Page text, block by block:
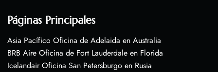
Páginas Principales
Asia Pacífico Oficina de Adelaida en Australia
BRB Aire Oficina de Fort Lauderdale en Florida
Icelandair Oficina San Petersburgo en Rusia